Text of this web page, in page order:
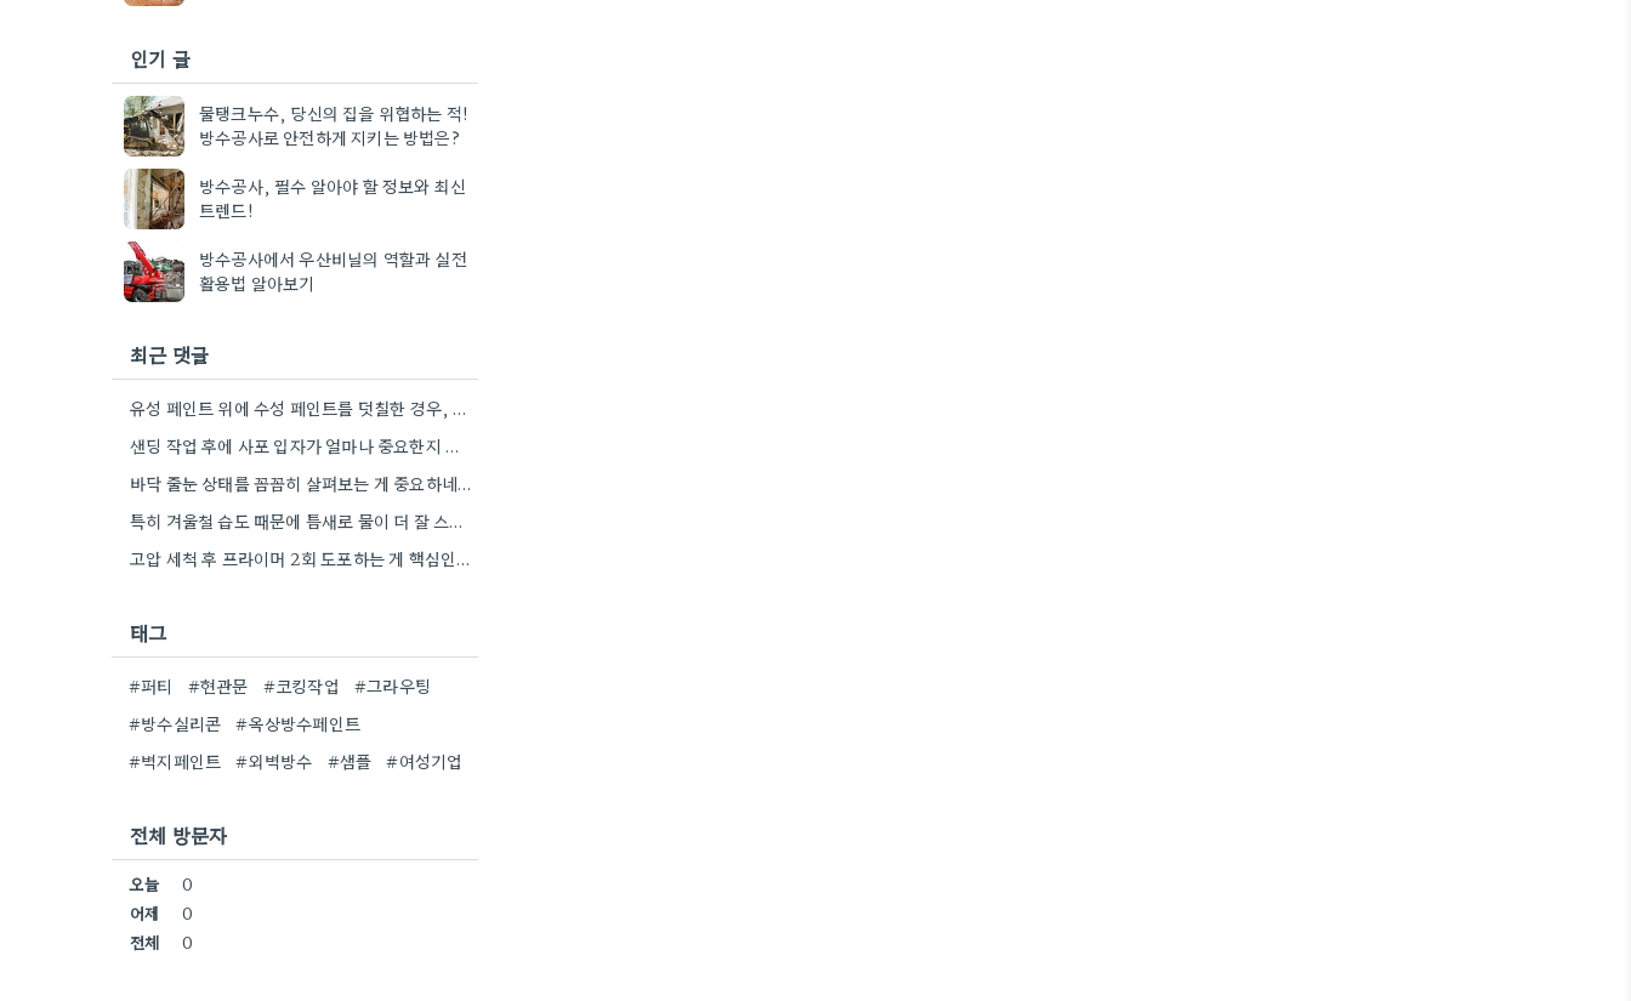
인기 글
물탱크누수, 당신의 집을 위협하는 적!
방수공사로 안전하게 지키는 방법은?
방수공사, 필수 알아야 할 정보와 최신
트렌드!
방수공사에서 우산비닐의 역할과 실전
활용법 알아보기
최근 댓글
유성 페인트 위에 수성 페인트를 덧칠한 경우, 2단계 제거가 필수적이라는 점을 강조해야겠네요.
샌딩 작업 후에 사포 입자가 얼마나 중요한지 짚어주셔서 잘 알겠습니다. 특히 얇은 사포를 여러 번…
바닥 줄눈 상태를 꼼꼼히 살펴보는 게 중요하네요. 오래된 아파트라면 줄눈부터 망가지기 쉬울 것 같아요.
특히 겨울철 습도 때문에 틈새로 물이 더 잘 스며드는 것 같아요. 오래된 건물일수록 이런 부분에…
고압 세척 후 프라이머 2회 도포하는 게 핵심인 것 같아요. 벽의 상태에 따라 흡수율이 달라지니까,…
태그
#퍼티 #현관문 #코킹작업
#그라우팅
#방수실리콘
#옥상방수페인트
#벽지페인트
#외벽방수 #샘플 #여성기업
전체 방문자
오늘
0
어제
0
전체
0